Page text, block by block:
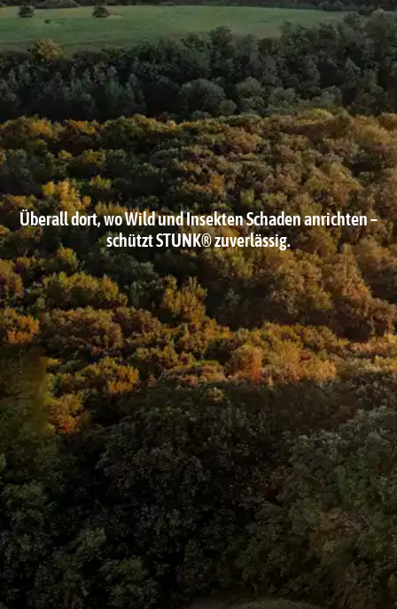
Überall dort, wo Wild und Insekten Schaden anrichten –
schützt STUNK® zuverlässig.